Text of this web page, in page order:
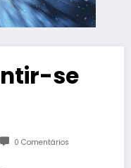
se
0 Comentários